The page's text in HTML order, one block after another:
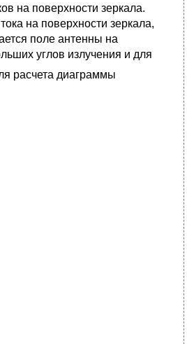
на поверхности зеркала.
на поверхности зеркала,
поле антенны на
углов излучения и для
расчета диаграммы